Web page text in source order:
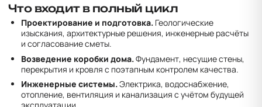
Что входит в полный цикл
Проектирование и подготовка. Геологические
изыскания, архитектурные решения, инженерные расчёты
и согласование сметы.
Возведение коробки дома.Фундамент, несущие стены,
перекрытия и кровля с поэтапным контролем качества.
Инженерные системы.Электрика, водоснабжение,
отопление, вентиляция и канализация с учётом будущей